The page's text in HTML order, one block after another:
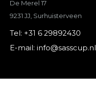
De Merel 17
9231 JJ, Surhuisterveen
Tel: +31 6 29892430
E-mail: info@sasscup.nl